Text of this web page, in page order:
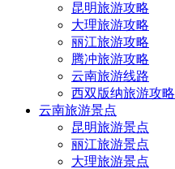
昆明旅游攻略
大理旅游攻略
丽江旅游攻略
腾冲旅游攻略
云南旅游线路
西双版纳旅游攻略
云南旅游景点
昆明旅游景点
丽江旅游景点
大理旅游景点